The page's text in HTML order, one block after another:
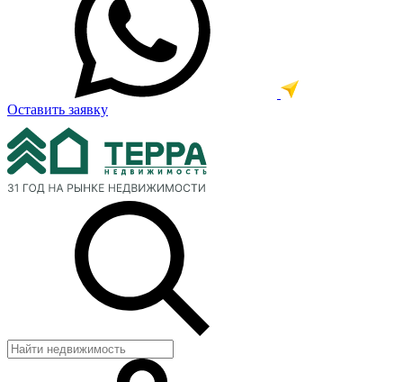
Оставить заявку